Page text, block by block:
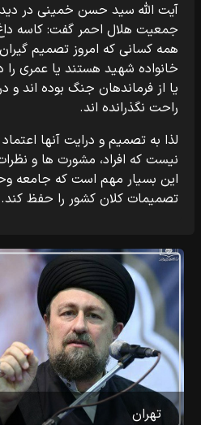
آیت الله سید حسن خمینی در
جمعیت هلال احمر گفت: کاسه
همه کسانی که امروز تصمیم
خانواده شهید هستند یا عمری را
یا از فرماندهان جنگ بوده اند و
راحت نگذرانده اند.
لذا به تصمیم و درایت آنها
نیست که افراد، مشورت ها و
این بسیار مهم است که جامعه
تصمیمات کلان کشور را حفظ کند.
تهران